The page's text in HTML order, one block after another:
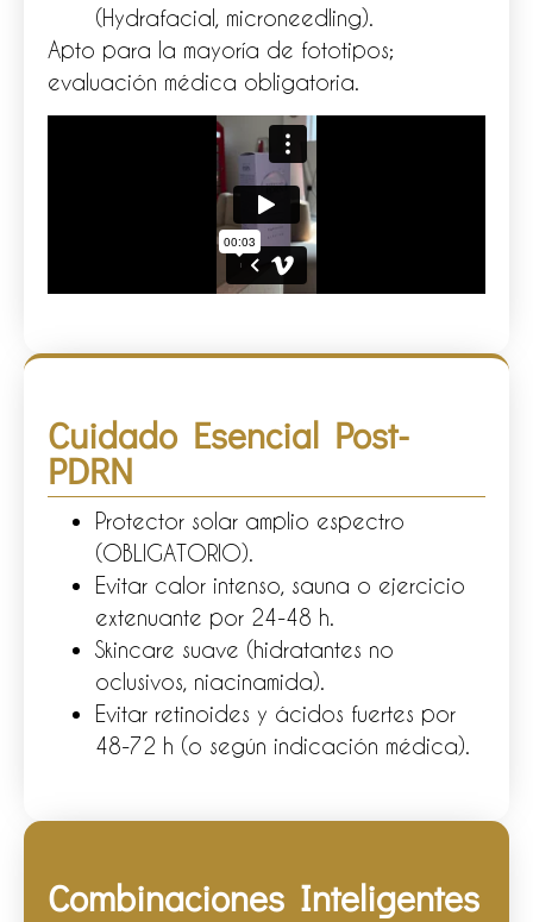
(Hydrafacial, microneedling).
Apto para la mayoría de fototipos;
evaluación médica obligatoria.
Cuidado Esencial Post-
PDRN
Protector solar amplio espectro
(OBLIGATORIO).
Evitar calor intenso, sauna o ejercicio
extenuante por 24-48 h.
Skincare suave (hidratantes no
oclusivos, niacinamida).
Evitar retinoides y ácidos fuertes por
48-72 h (o según indicación médica).
Combinaciones Inteligentes